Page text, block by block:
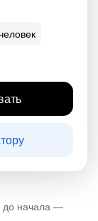
до начала —